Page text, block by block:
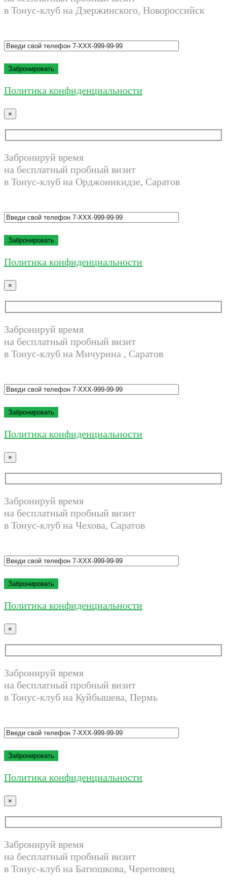
в Тонус-клуб на Дзержинского, Новороссийск
Политика конфиденциальности
×
Забронируй время
на бесплатный пробный визит
в Тонус-клуб на Орджоникидзе, Саратов
Политика конфиденциальности
×
Забронируй время
на бесплатный пробный визит
в Тонус-клуб на Мичурина , Саратов
Политика конфиденциальности
×
Забронируй время
на бесплатный пробный визит
в Тонус-клуб на Чехова, Саратов
Политика конфиденциальности
×
Забронируй время
на бесплатный пробный визит
в Тонус-клуб на Куйбышева, Пермь
Политика конфиденциальности
×
Забронируй время
на бесплатный пробный визит
в Тонус-клуб на Батюшкова, Череповец